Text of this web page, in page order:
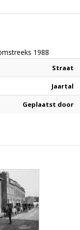
1988
Straat
Jaartal
Geplaatst door